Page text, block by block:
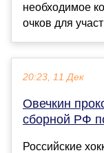
необходимое
очков для
20:23, 11 Дек
Овечкин
сборной РФ
Российские